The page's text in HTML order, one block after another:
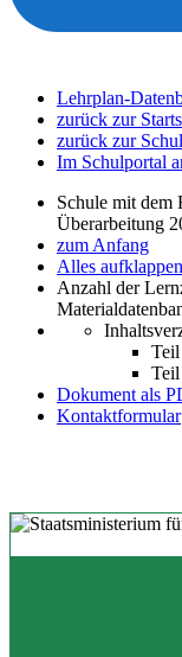
Lehrplan-
zurück zur
zurück zur
Im Schulportal
Schule mit dem
Überarbeitung
zum Anfang
Alles aufklappen
Anzahl der
Teil
Dokument als
Kontaktformular